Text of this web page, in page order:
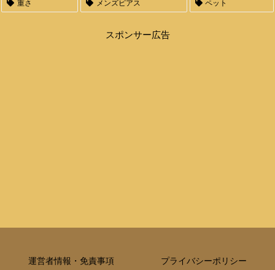
重さ メンズピアス ペット
スポンサー広告
運営者情報・免責事項 プライバシーポリシー